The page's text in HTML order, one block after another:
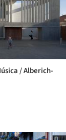
/ Alberich-